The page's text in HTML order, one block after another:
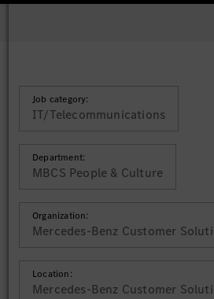
Job category:
IT/Telecommunications
Department:
MBCS People & Culture
Organization:
Mercedes-Benz Customer
Location:
Mercedes-Benz Customer